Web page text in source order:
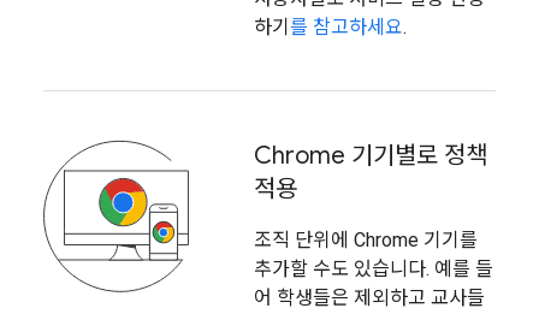
하기 를 참고하세요.
Chrome 기기별로 정책
적용
조직 단위에 Chrome 기기를
추가할 수도 있습니다. 예를 들
어 학생들은 제외하고 교사들